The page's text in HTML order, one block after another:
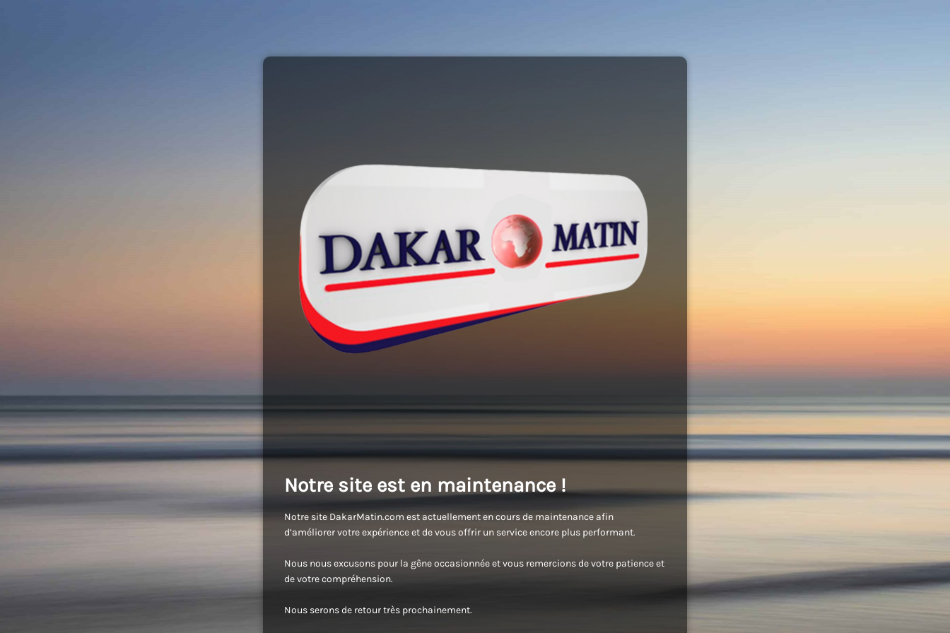
Notre site est en maintenance !
Notre site DakarMatin.com est actuellement en cours de maintenance afin
d’améliorer votre expérience et de vous offrir un service encore plus performant.
Nous nous excusons pour la gêne occasionnée et vous remercions de votre patience et
de votre compréhension.
Nous serons de retour très prochainement.